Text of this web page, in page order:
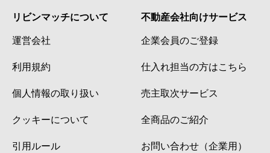
リビンマッチについて
運営会社
利用規約
個人情報の取り扱い
クッキーについて
引用ルール
不動産会社向けサービス
企業会員のご登録
仕入れ担当の方はこちら
売主取次サービス
全商品のご紹介
お問い合わせ（企業用）